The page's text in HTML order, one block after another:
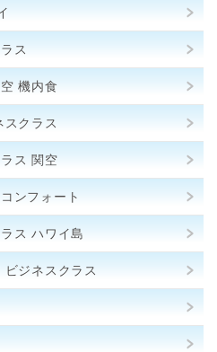
ス
機内食
クラス
ス 関空
ンフォート
ス ハワイ島
ジネスクラス